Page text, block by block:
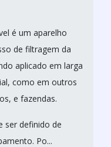
é um aparelho
de filtragem da
aplicado em larga
como em outros
e fazendas.
ser definido de
Po...